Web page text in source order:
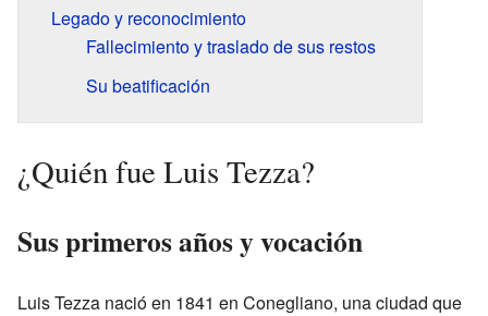
Legado y reconocimiento
Fallecimiento y traslado de sus restos
Su beatificación
¿Quién fue Luis Tezza?
Sus primeros años y vocación
Luis Tezza nació en 1841 en Conegliano, una ciudad que